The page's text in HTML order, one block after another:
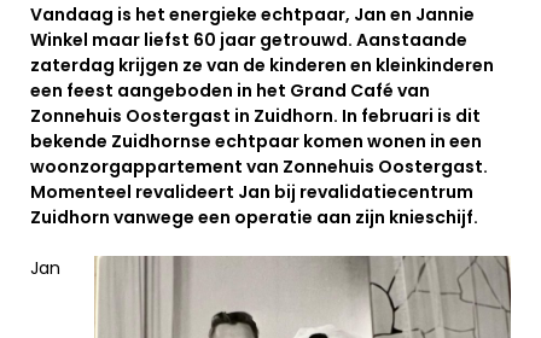
Vandaag is het energieke echtpaar, Jan en Jannie
Winkel maar liefst 60 jaar getrouwd. Aanstaande
zaterdag krijgen ze van de kinderen en kleinkinderen
een feest aangeboden in het Grand Café van
Zonnehuis Oostergast in Zuidhorn. In februari is dit
bekende Zuidhornse echtpaar komen wonen in een
woonzorgappartement van Zonnehuis Oostergast.
Momenteel revalideert Jan bij revalidatiecentrum
Zuidhorn vanwege een operatie aan zijn knieschijf.
Jan